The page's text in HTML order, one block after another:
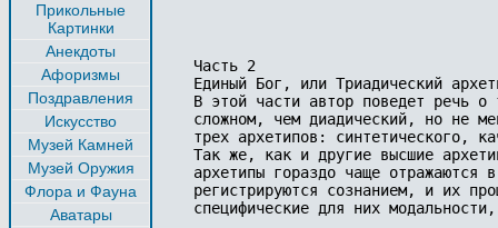
Прикольные
Картинки
Анекдоты
Афоризмы
Поздравления
Искусство
Музей Камней
Музей Оружия
Флора и Фауна
Аватары
Часть 2
Единый Бог, или Триадический
В этой части автор поведет речь о
сложном, чем диадический, но не
трех архетипов: синтетического,
Так же, как и другие высшие
архетипы гораздо чаще отражаются
регистрируются сознанием, и их
специфические для них